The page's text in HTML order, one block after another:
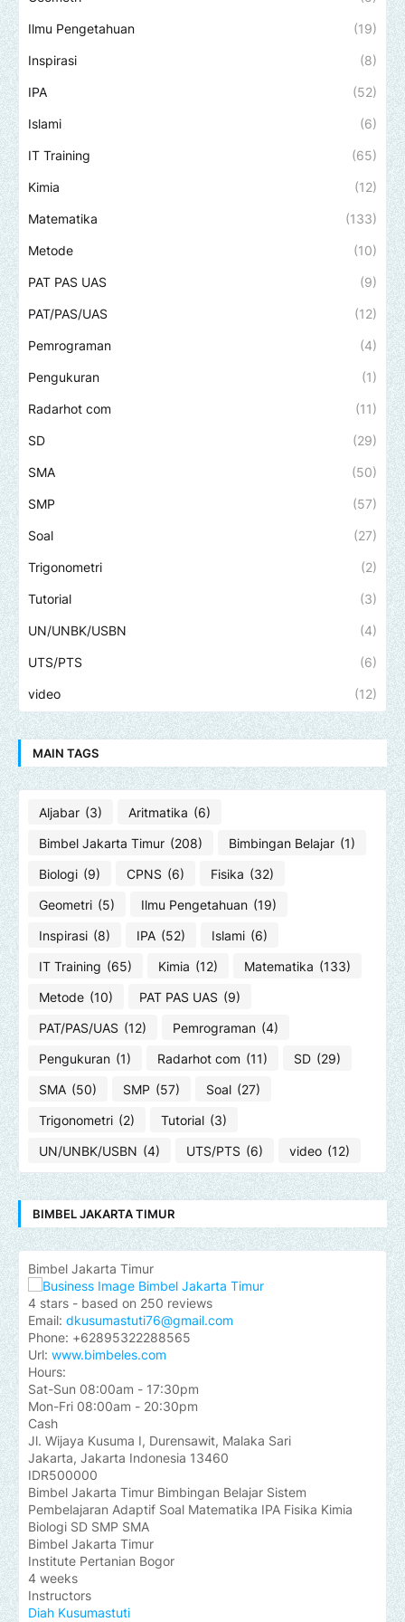
Ilmu Pengetahuan (19)
Inspirasi (8)
IPA (52)
Islami (6)
IT Training (65)
Kimia (12)
Matematika (133)
Metode (10)
PAT PAS UAS (9)
PAT/PAS/UAS (12)
Pemrograman (4)
Pengukuran (1)
Radarhot com (11)
SD (29)
SMA (50)
SMP (57)
Soal (27)
Trigonometri (2)
Tutorial (3)
UN/UNBK/USBN (4)
UTS/PTS (6)
video (12)
MAIN TAGS
Aljabar (3) Aritmatika (6)
Bimbel Jakarta Timur (208) Bimbingan Belajar (1)
Biologi (9) CPNS (6) Fisika (32)
Geometri (5) Ilmu Pengetahuan (19)
Inspirasi (8) IPA (52) Islami (6)
IT Training (65) Kimia (12) Matematika (133)
Metode (10) PAT PAS UAS (9)
PAT/PAS/UAS (12) Pemrograman (4)
Pengukuran (1) Radarhot com (11) SD (29)
SMA (50) SMP (57) Soal (27)
Trigonometri (2) Tutorial (3)
UN/UNBK/USBN (4) UTS/PTS (6) video (12)
BIMBEL JAKARTA TIMUR
Bimbel Jakarta Timur
4 stars - based on 250 reviews
Email: dkusumastuti76@gmail.com
Phone: +62895322288565
Url: www.bimbeles.com
Hours:
Sat-Sun 08:00am - 17:30pm
Mon-Fri 08:00am - 20:30pm
Cash
Jl. Wijaya Kusuma I, Durensawit, Malaka Sari
Jakarta, Jakarta Indonesia 13460
IDR500000
Bimbel Jakarta Timur Bimbingan Belajar Sistem
Pembelajaran Adaptif Soal Matematika IPA Fisika Kimia
Biologi SD SMP SMA
Bimbel Jakarta Timur
Institute Pertanian Bogor
4 weeks
Instructors
Diah Kusumastuti